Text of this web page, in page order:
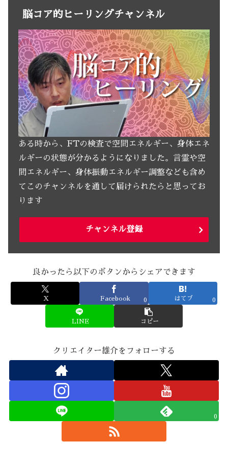
脳コア的ヒーリングチャンネル
ある時から、FTの検査で空間エネルギー、身体エネ
ルギーの状態が分かるようになりました。言霊や空
間エネルギー、身体振動エネルギー調整なども含め
てこのチャンネルを通して届けられたらと思ってお
ります
チャンネル登録
良かったら以下のボタンからシェアできます
X Facebook 0 はてブ 0
LINE コピー
クリエイター雄介をフォローする
0